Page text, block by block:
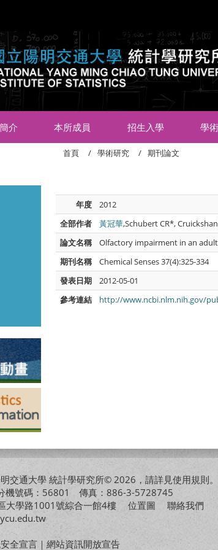
介 本所成員 招生入學 學
首頁 學術研究 期刊論文
年度
2012
全部作者
黃冠華,Schubert CR*,
論文名稱
Olfactory impairment in an
期刊名稱
Chemical Senses 37(4):325-334
發表日期
2012-05-01
參考連結
http://www.ncbi.nlm.nih.gov/
交通大學 統計學研究所© 2026，請詳見使用規則。
機號碼：56801 傳真：886-3-5728745
大學路1001號綜合一館4樓 位置圖
聯絡我們
全宣言 ｜ 網站資訊開放宣告